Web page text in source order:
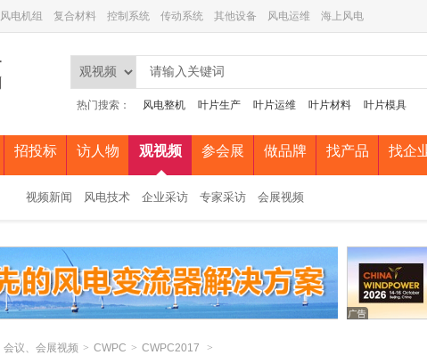
风电机组 复合材料 控制系统 传动系统 其他设备 风电运维 海上风电
热门搜索： 风电整机 叶片生产 叶片运维 叶片材料 叶片模具
招投标 访人物 观视频 参会展 做品牌 找产品 找企
视频新闻 风电技术 企业采访 专家采访 会展视频
会议、会展视频 > CWPC > CWPC2017 >